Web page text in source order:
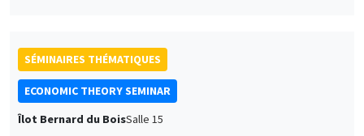
SÉMINAIRES THÉMATIQUES
ECONOMIC THEORY SEMINAR
Îlot Bernard du BoisSalle 15